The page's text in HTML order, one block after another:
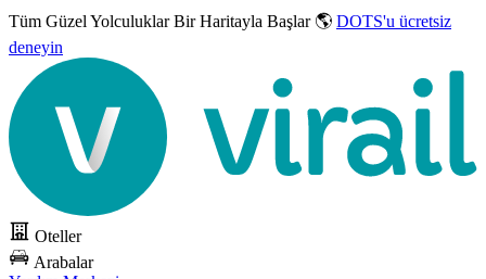
Tüm Güzel YolculuklarBir Haritayla Başlar 🌎 DOTS'u ücretsiz
deneyin
Oteller
Arabalar